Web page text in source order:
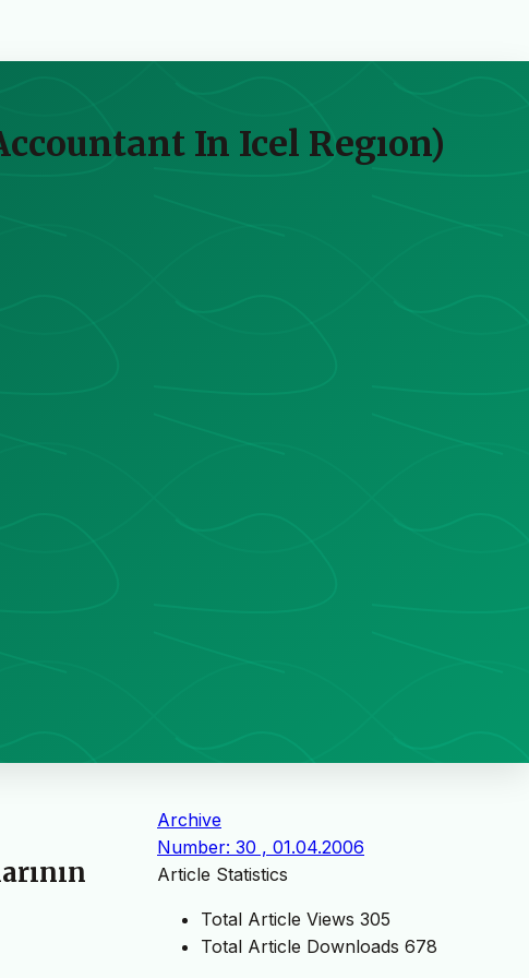
In Icel Regıon)
Archive
Number: 30 , 01.04.2006
Article Statistics
Total Article Views 305
Total Article Downloads 678